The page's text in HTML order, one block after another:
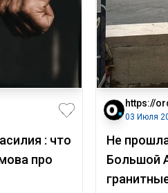
: что
про
https://
03 Июля
Не
Большой